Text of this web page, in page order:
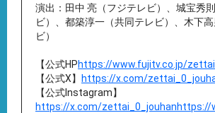
演出：田中 亮（フジテレビ）、城宝秀
ビ）、都築淳一（共同テレビ）、木下
ビ）
【公式HPhttps://www.fujitv.co.jp/
【公式X】
https://x.com/
【公式Instagram】
https://x.com/zettai_0_jouhanhttps://